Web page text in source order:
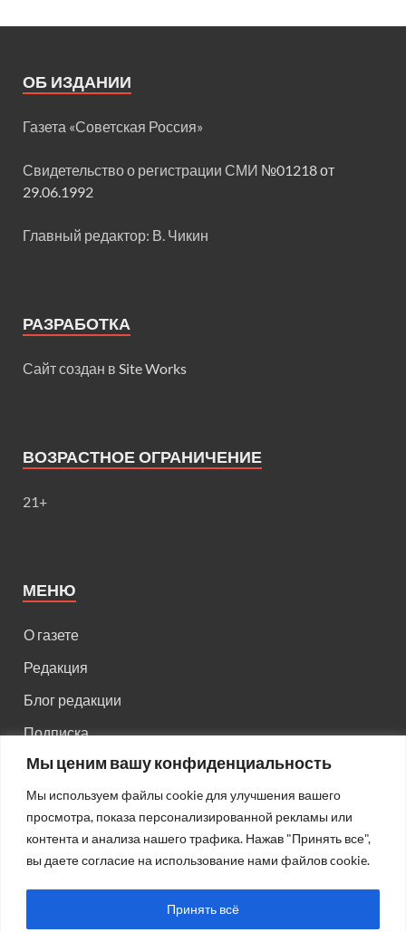
Мы ценим вашу конфиденциальность
Мы используем файлы cookie для улучшения вашего
просмотра, показа персонализированной рекламы или
контента и анализа нашего трафика. Нажав "Принять все",
вы даете согласие на использование нами файлов cookie.
Принять всё
ОБ ИЗДАНИИ
Газета «Советская Россия»
Свидетельство о регистрации СМИ №01218 от
29.06.1992
Главный редактор: В. Чикин
РАЗРАБОТКА
Сайт создан в Site Works
ВОЗРАСТНОЕ ОГРАНИЧЕНИЕ
21+
МЕНЮ
О газете
Редакция
Блог редакции
Подписка
Правила поведения на сайте
Реклама
Старый HTML сайт